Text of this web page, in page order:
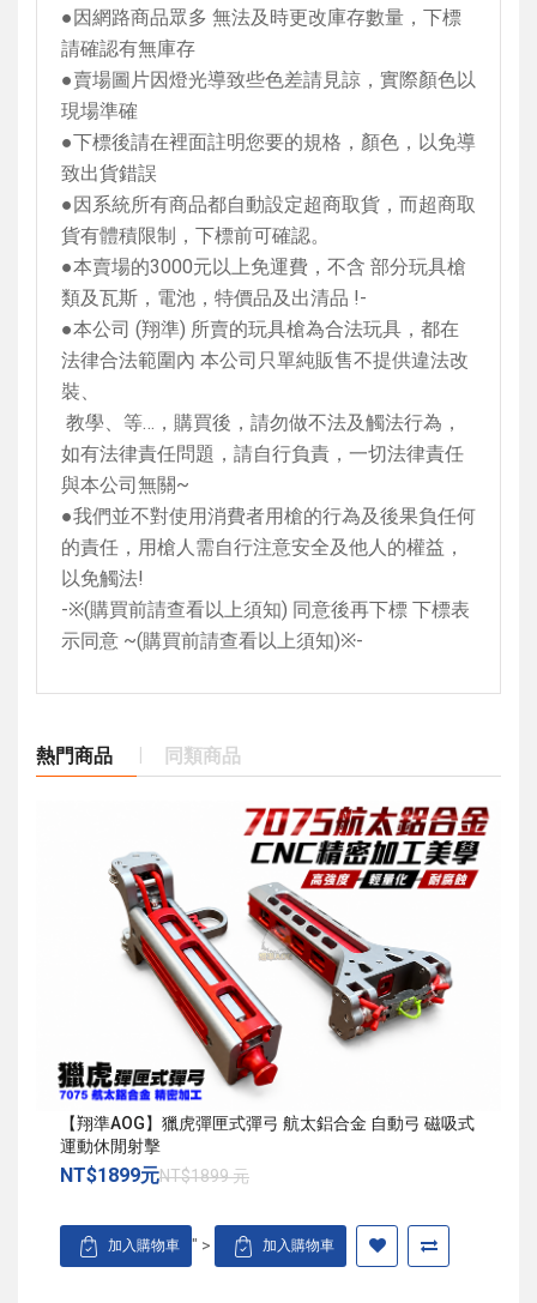
●因網路商品眾多 無法及時更改庫存數量，下標
請確認有無庫存
●賣場圖片因燈光導致些色差請見諒，實際顏色以
現場準確
●下標後請在裡面註明您要的規格，顏色，以免導
致出貨錯誤
●因系統所有商品都自動設定超商取貨，而超商取
貨有體積限制，下標前可確認。
●本賣場的3000元以上免運費，不含 部分玩具槍
類及瓦斯，電池，特價品及出清品 !-
●本公司 (翔準) 所賣的玩具槍為合法玩具，都在
法律合法範圍內 本公司只單純販售不提供違法改
裝、
教學、等…，購買後，請勿做不法及觸法行為，
如有法律責任問題，請自行負責，一切法律責任
與本公司無關~
●我們並不對使用消費者用槍的行為及後果負任何
的責任，用槍人需自行注意安全及他人的權益，
以免觸法!
-※(購買前請查看以上須知) 同意後再下標 下標表
示同意 ~(購買前請查看以上須知)※-
熱門商品 同類商品
【翔準AOG】獵虎彈匣式彈弓 航太鋁合金 自動弓 磁吸式
運動休閒射擊
NT$1899元NT$1899 元
加入購物車 " > 加入購物車